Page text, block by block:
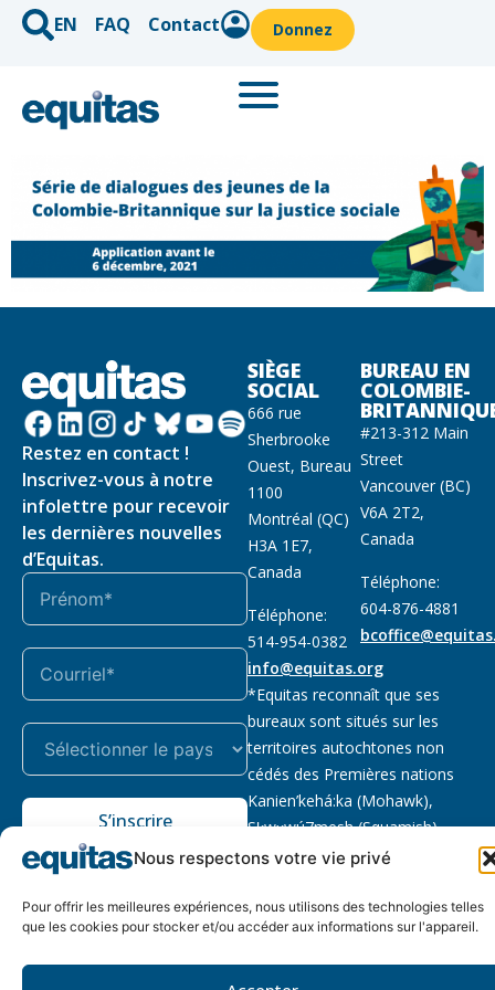
Nous respectons votre vie privé
Pour offrir les meilleures expériences, nous utilisons des technologies telles
que les cookies pour stocker et/ou accéder aux informations sur l'appareil.
EN FAQ Contact Donnez
Restez en contact !
Inscrivez-vous à notre
infolettre pour recevoir
les dernières nouvelles
d’Equitas.
S’inscrire
SIÈGE
SOCIAL
666 rue
Sherbrooke
Ouest, Bureau
1100
Montréal (QC)
H3A 1E7,
Canada
Téléphone:
514-954-0382
info@equitas.org
BUREAU EN
COLOMBIE-
#213-312 Main
Street
Vancouver (BC)
V6A 2T2,
Canada
Téléphone:
604-876-4881
*Equitas reconnaît que ses
bureaux sont situés sur les
territoires autochtones non
cédés des Premières nations
Kanien’kehá:ka (Mohawk),
Sḵwx̱wú7mesh (Squamish),
səl̓ilwətaɁɬ (Tsleil Waututh) et
Lire la suite
de